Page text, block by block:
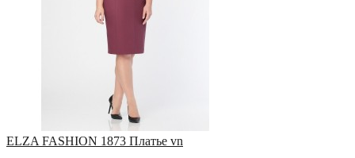
ELZA FASHION 1873 Платье vn